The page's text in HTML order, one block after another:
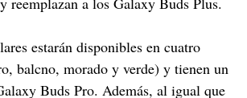
estarán disponibles en cuatro
balcno, morado y verde) y tienen un
Buds Pro. Además, al igual que